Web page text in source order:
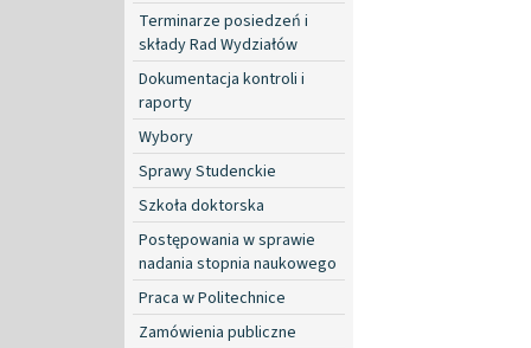
Terminarze posiedzeń i
składy Rad Wydziałów
Dokumentacja kontroli i
raporty
Wybory
Sprawy Studenckie
Szkoła doktorska
Postępowania w sprawie
nadania stopnia naukowego
Praca w Politechnice
Zamówienia publiczne